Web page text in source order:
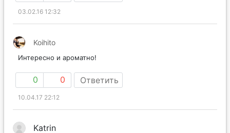
03.02.16 12:32
Koihito
Интересно и ароматно!
0 0 Ответить
10.04.17 22:12
Katrin